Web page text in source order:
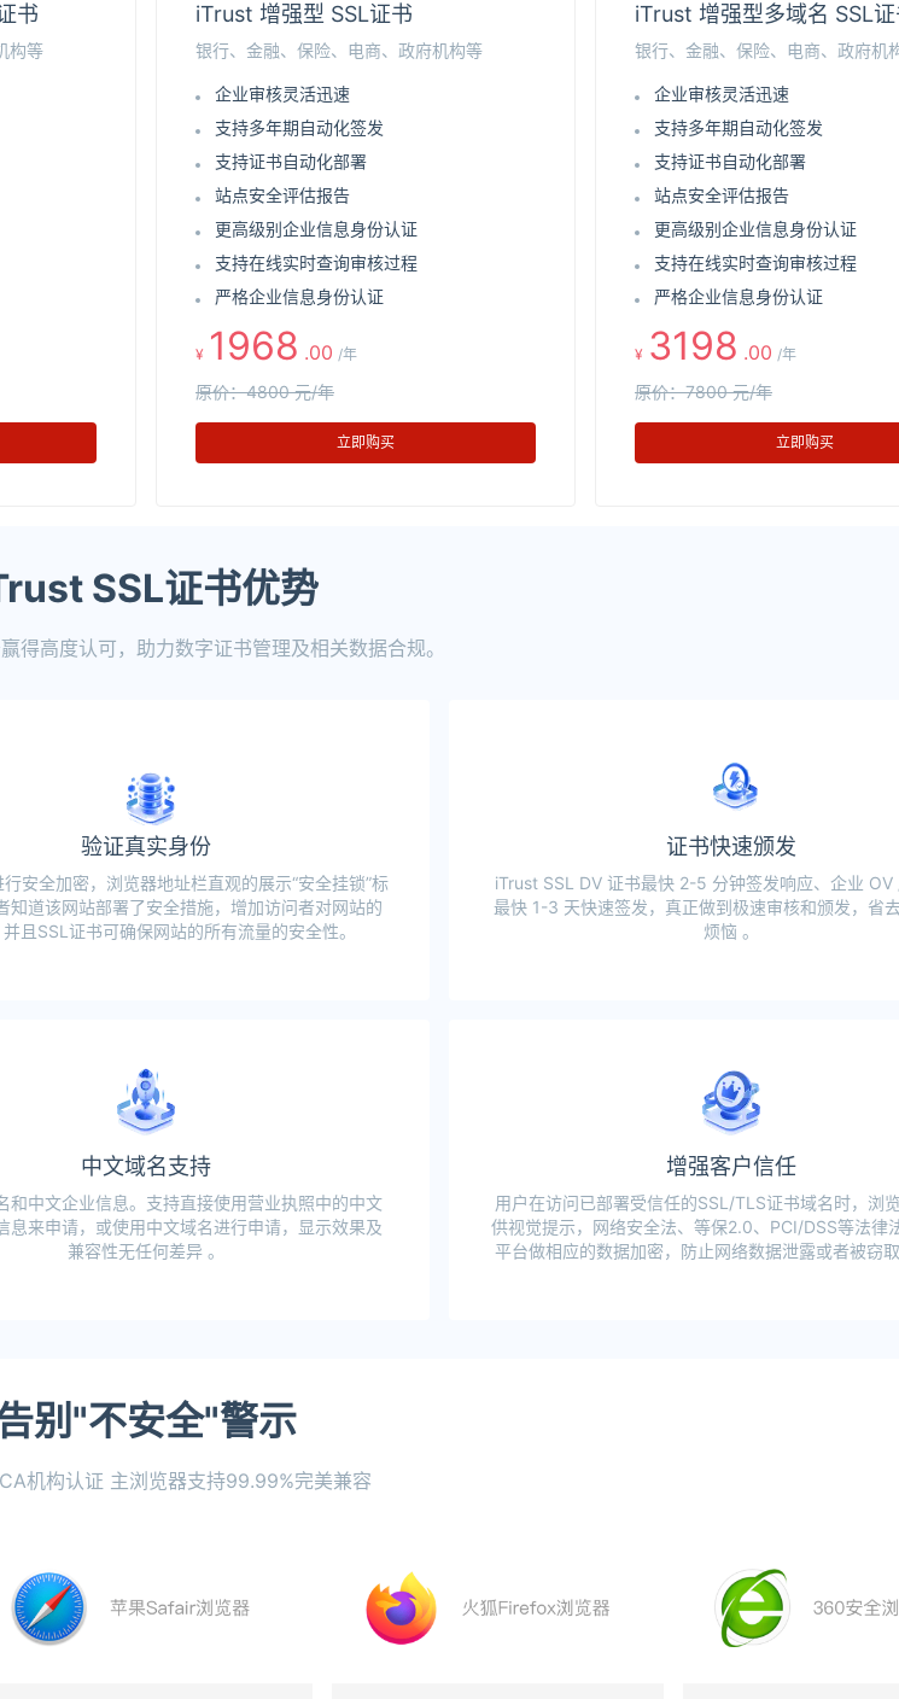
书
构等
iTrust 增强型 SSL证书
银行、金融、保险、电商、政府机构等
企业审核灵活迅速
支持多年期自动化签发
支持证书自动化部署
站点安全评估报告
更高级别企业信息身份认证
支持在线实时查询审核过程
严格企业信息身份认证
¥ 1968 .00 /年
原价：4800 元/年
立即购买
iTrust 增强型多域名 SSL
银行、金融、保险、电商、政府机
企业审核灵活迅速
支持多年期自动化签发
支持证书自动化部署
站点安全评估报告
更高级别企业信息身份认证
支持在线实时查询审核过程
严格企业信息身份认证
¥ 3198 .00 /年
原价：7800 元/年
立即购买
SSL证书优势
得高度认可，助力数字证书管理及相关数据合规。
验证真实身份
安全加密，浏览器地址栏直观的展示“安全挂锁”标
知道该网站部署了安全措施，增加访问者对网站的
且SSL证书可确保网站的所有流量的安全性。
证书快速颁发
iTrust SSL DV 证书最快 2-5 分钟签发响应、企业 OV
最快 1-3 天快速签发，真正做到极速审核和颁发，省
烦恼 。
中文域名支持
和中文企业信息。支持直接使用营业执照中的中文
息来申请，或使用中文域名进行申请，显示效果及
兼容性无任何差异 。
增强客户信任
用户在访问已部署受信任的SSL/TLS证书域名时，浏
供视觉提示，网络安全法、等保2.0、PCI/DSS等法律
平台做相应的数据加密，防止网络数据泄露或者被窃
别"不安全"警示
机构认证 主浏览器支持99.99%完美兼容